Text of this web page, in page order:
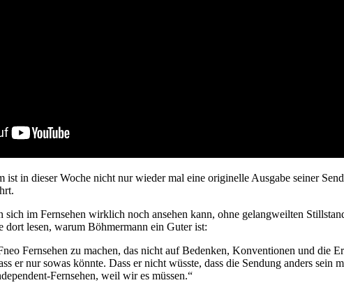
ist in dieser Woche nicht nur wieder mal eine originelle Ausgabe seiner
sich im Fernsehen wirklich noch ansehen kann, ohne gelangweilten
dort lesen, warum Böhmermann ein Guter ist:
Fernsehen zu machen, das nicht auf Bedenken, Konventionen und die
er nur sowas könnte. Dass er nicht wüsste, dass die Sendung anders sein
Fernsehen, weil wir es müssen.“